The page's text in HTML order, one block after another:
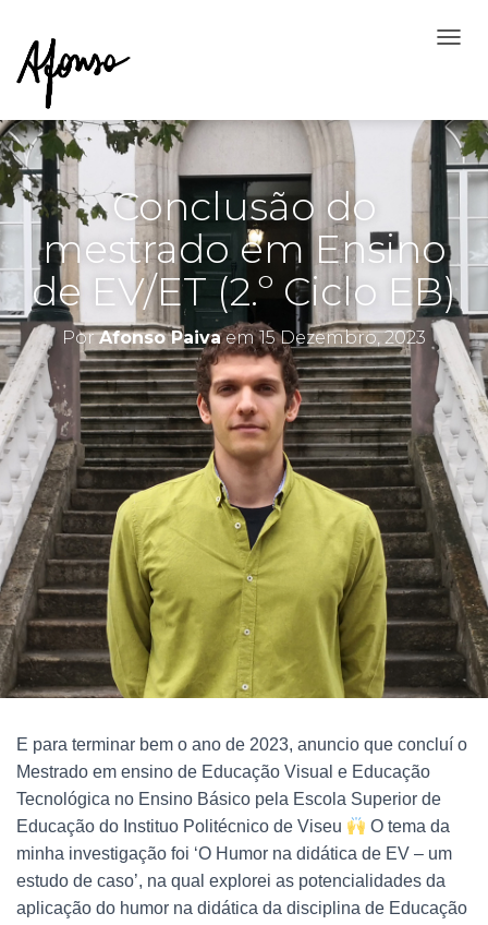
R
N
A
A
A
V
E
G
Ç
Ã
Conclusão do
mestrado em Ensino
de EV/ET (2.º Ciclo EB)
PorAfonso Paivaem15 Dezembro, 2023
E para terminar bem o ano de 2023, anuncio que concluí o
Mestrado em ensino de Educação Visual e Educação
Tecnológica no Ensino Básico pela Escola Superior de
Educação do Instituo Politécnico de Viseu
O tema da
minha investigação foi ‘O Humor na didática de EV – um
estudo de caso’, na qual explorei as potencialidades da
aplicação do humor na didática da disciplina de Educação